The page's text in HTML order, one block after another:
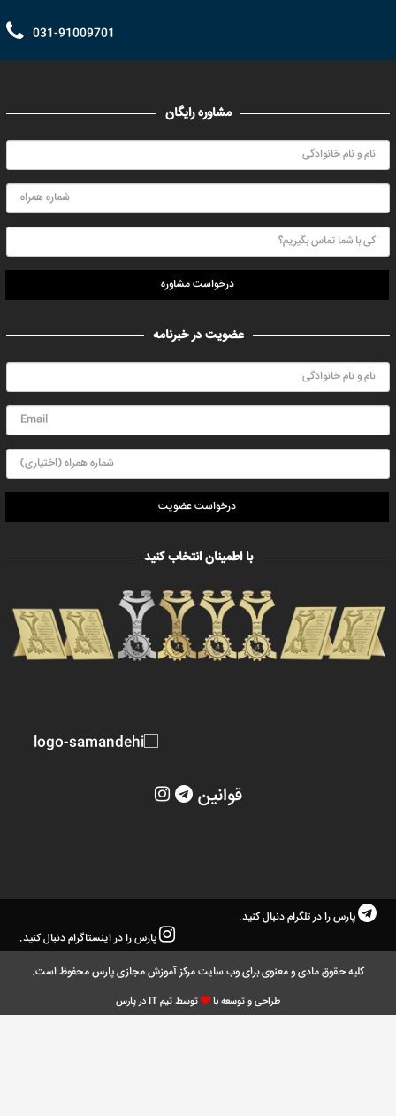
031-91009701
مشاوره رایگان
درخواست مشاوره
عضویت در خبرنامه
درخواست عضویت
با اطمینان انتخاب کنید
قوانین
پارس را در تلگرام دنبال کنید.
پارس را در اینستاگرام دنبال کنید.
کلیه حقوق مادی و معنوی برای وب سایت مرکز آموزش مجازی پارس محفوظ است.
طراحی و توسعه با توسط تیم IT در پارس